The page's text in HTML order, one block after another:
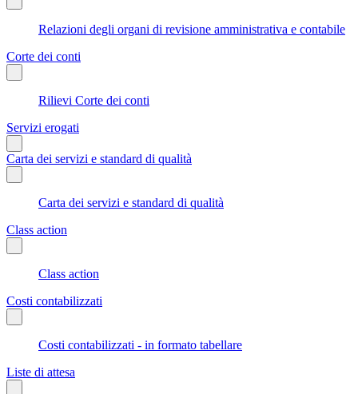
Relazioni degli organi di revisione amministrativa e contabile
Corte dei conti
Rilievi Corte dei conti
Servizi erogati
Carta dei servizi e standard di qualità
Carta dei servizi e standard di qualità
Class action
Class action
Costi contabilizzati
Costi contabilizzati - in formato tabellare
Liste di attesa